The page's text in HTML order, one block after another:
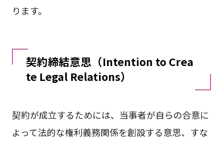
ります。
契約締結意思（Intention to Crea
te Legal Relations）
契約が成立するためには、当事者が自らの合意に
よって法的な権利義務関係を創設する意思、すな